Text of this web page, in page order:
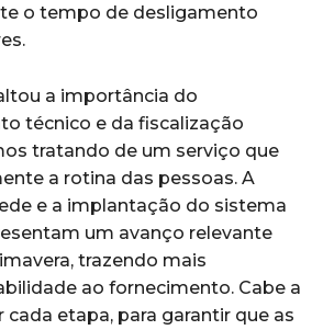
o tempo de desligamento
a importância do
técnico e da fiscalização
tratando de um serviço que
a rotina das pessoas. A
e a implantação do sistema
um avanço relevante
trazendo mais
ao fornecimento. Cabe a
cada etapa, para garantir que as